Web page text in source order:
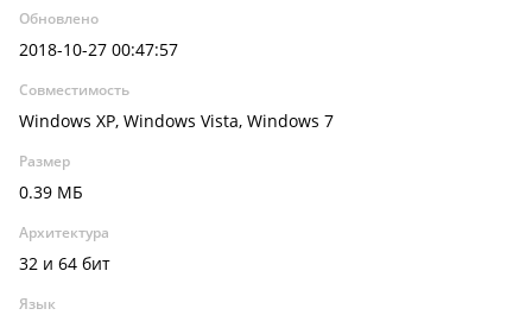
Обновлено
2018-10-27 00:47:57
Совместимость
Windows XP, Windows Vista, Windows 7
Размер
0.39 МБ
Архитектура
32 и 64 бит
Язык